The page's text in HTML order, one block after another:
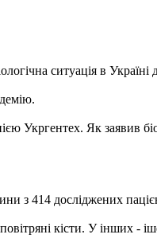
ситуація в
Укргентех. Як заявив
з 414 досліджених
кісти. У інших -